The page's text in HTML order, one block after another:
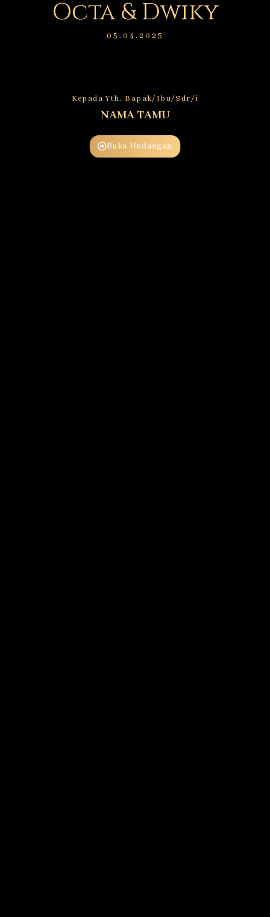
Octa & Dwiky
05.04.2025
Kepada Yth. Bapak/Ibu/Sdr/i
NAMA TAMU
Buka Undangan